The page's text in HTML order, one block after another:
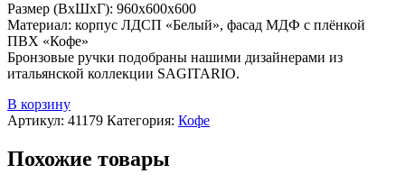
Размер (ВхШхГ): 960х600х600
Материал: корпус ЛДСП «Белый», фасад МДФ с плёнкой
ПВХ «Кофе»
Бронзовые ручки подобраны нашими дизайнерами из
итальянской коллекции SAGITARIO.
В корзину
Артикул: 41179 Категория: Кофе
Похожие товары